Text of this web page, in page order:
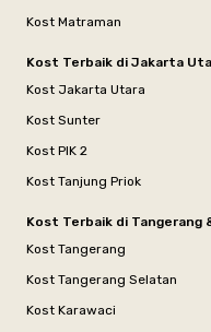
Kost Matraman
Kost Terbaik di Jakarta
Kost Jakarta Utara
Kost Sunter
Kost PIK 2
Kost Tanjung Priok
Kost Terbaik di Tangerang
Kost Tangerang
Kost Tangerang Selatan
Kost Karawaci